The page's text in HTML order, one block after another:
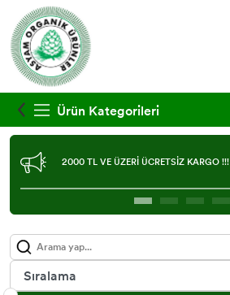
Ürün Kategorileri
2000 TL VE ÜZERİ ÜCRETSİZ KARGO !!!